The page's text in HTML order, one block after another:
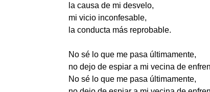
la causa de mi desvelo,
mi vicio inconfesable,
la conducta más reprobable.
No sé lo que me pasa últimamente,
no dejo de espiar a mi vecina de
No sé lo que me pasa últimamente,